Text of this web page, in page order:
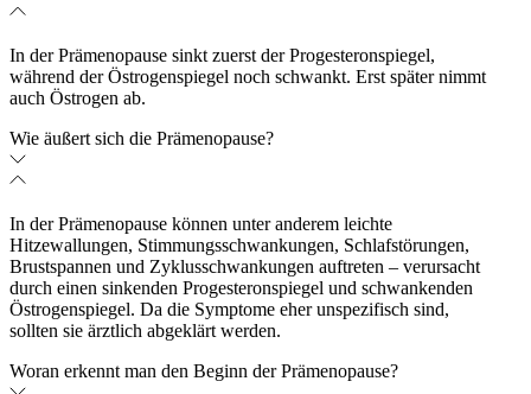
In der Prämenopause sinkt zuerst der Progesteronspiegel,
während der Östrogenspiegel noch schwankt. Erst später nimmt
auch Östrogen ab.
Wie äußert sich die Prämenopause?
In der Prämenopause können unter anderem leichte
Hitzewallungen, Stimmungsschwankungen, Schlafstörungen,
Brustspannen und Zyklusschwankungen auftreten – verursacht
durch einen sinkenden Progesteronspiegel und schwankenden
Östrogenspiegel. Da die Symptome eher unspezifisch sind,
sollten sie ärztlich abgeklärt werden.
Woran erkennt man den Beginn der Prämenopause?